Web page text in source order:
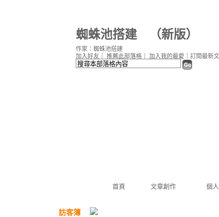
蜘蛛池搭建 （新版）
首頁 文章創作 個
加入好友 推薦此部落格 加入我的最愛 訂閱最新
作家：蜘蛛池搭建
訪客簿